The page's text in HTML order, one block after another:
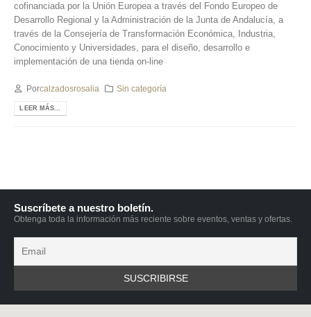
cofinanciada por la Unión Europea a través del Fondo Europeo de
Desarrollo Regional y la Administración de la Junta de Andalucía, a
través de la Consejería de Transformación Económica, Industria,
Conocimiento y Universidades, para el diseño, desarrollo e
implementación de una tienda on-line
Porcalzadosrosalia Sin categoría
LEER MÁS...
Suscríbete a nuestro boletín.
Obtenga toda la información más reciente sobre eventos, ventas y ofertas.